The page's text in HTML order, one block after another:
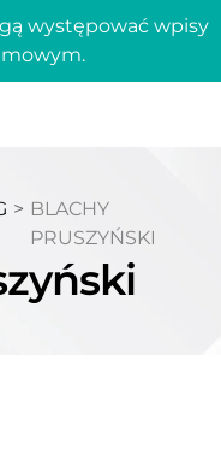
występować wpisy
> BLACHY
PRUSZYŃSKI